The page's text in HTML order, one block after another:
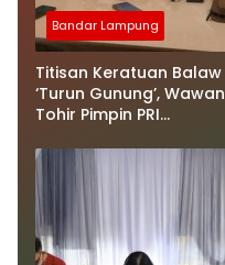
Bandar Lampung
Titisan Keratuan Balaw
‘Turun Gunung’, Wawan
Tohir Pimpin PRI